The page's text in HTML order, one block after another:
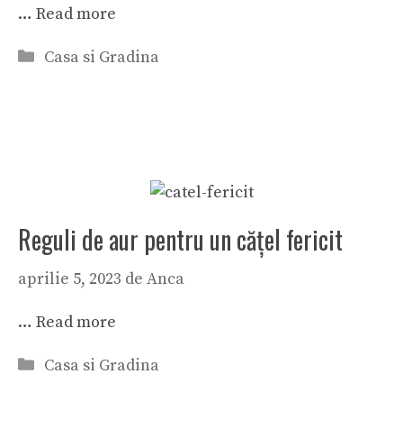
… Read more
Categorii
Casa si Gradina
Reguli de aur pentru un căţel fericit
aprilie 5, 2023 de Anca
… Read more
Categorii
Casa si Gradina